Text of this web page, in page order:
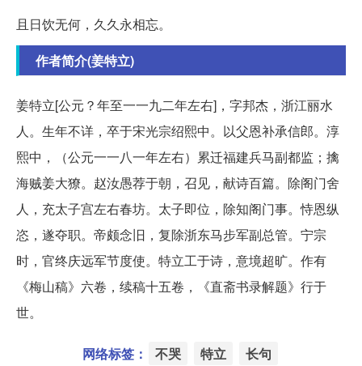
且日饮无何，久久永相忘。
作者简介(姜特立)
姜特立[公元？年至一一九二年左右]，字邦杰，浙江丽水
人。生年不详，卒于宋光宗绍熙中。以父恩补承信郎。淳
熙中，（公元一一八一年左右）累迁福建兵马副都监；擒
海贼姜大獠。赵汝愚荐于朝，召见，献诗百篇。除阁门舍
人，充太子宫左右春坊。太子即位，除知阁门事。恃恩纵
恣，遂夺职。帝颇念旧，复除浙东马步军副总管。宁宗
时，官终庆远军节度使。特立工于诗，意境超旷。作有
《梅山稿》六卷，续稿十五卷，《直斋书录解题》行于
世。
网络标签： 不哭 特立 长句